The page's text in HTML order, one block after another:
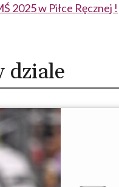
2025 w Piłce Ręcznej !
dziale